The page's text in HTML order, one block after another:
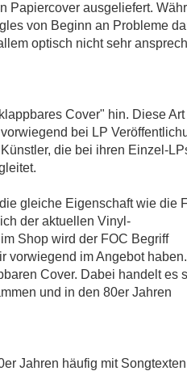
Papiercover ausgeliefert.
von Beginn an Probleme
optisch nicht sehr
Cover" hin. Diese Art
bei LP
die bei ihren Einzel-
gleiche Eigenschaft wie die
der aktuellen Vinyl-
Shop wird der FOC Begriff
vorwiegend im Angebot
Cover. Dabei handelt es
und in den 80er Jahren
Jahren häufig mit